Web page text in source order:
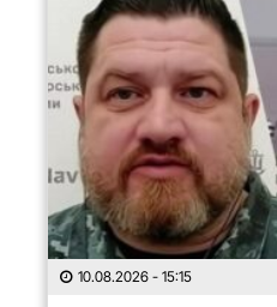
10.08.2026 - 15:15